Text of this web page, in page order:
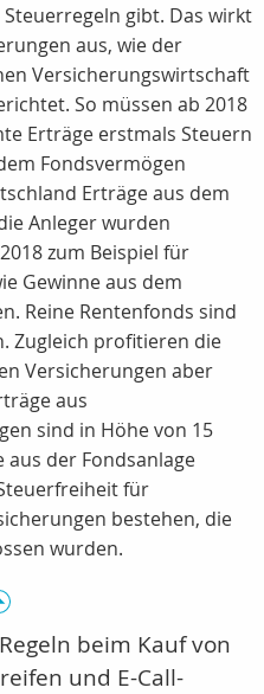
gibt. Das wirkt
aus, wie der
Versicherungswirtschaft
So müssen ab 2018
Erträge erstmals Steuern
Fondsvermögen
Erträge aus dem
Anleger wurden
zum Beispiel für
Gewinne aus dem
Reine Rentenfonds sind
Zugleich profitieren die
Versicherungen aber
aus
sind in Höhe von 15
der Fondsanlage
für
bestehen, die
wurden.
beim Kauf von
und E-Call-